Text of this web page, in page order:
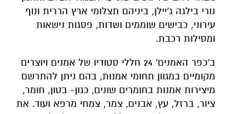
נורי בילגה ג'יילן, ביניהם תצלומי ארץ הררית ונוף
עירוני, כבישים שוממים ושדות, פסגות נישאות
ומסילות רכבת.
ב'כפר האמנים' 24 חללי סטודיו של אמנים ויוצרים
מקומיים במגוון תחומי אמנות, בהם ניתן להתרשם
מיצירות אמנות בחומרים שונים, כגון- בטון, חומר,
ציור, ברזל, עץ, אבנים, צמר, צמחי מרפא ועוד. את